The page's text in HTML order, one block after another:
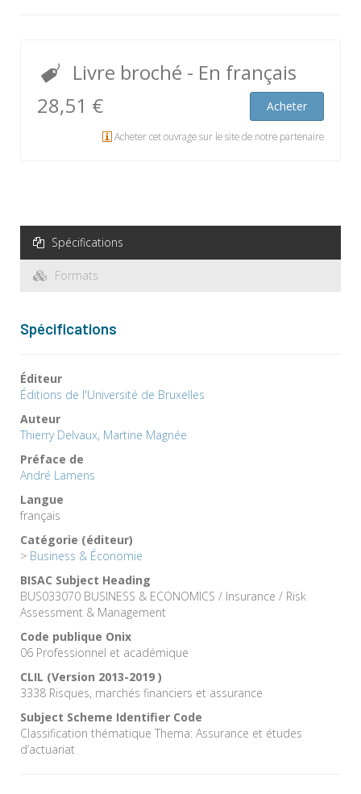
Livre broché - En français
28,51 €
Acheter
Acheter cet ouvrage sur le site de notre partenaire
Spécifications
Formats
Spécifications
Éditeur
Éditions de l'Université de Bruxelles
Auteur
Thierry Delvaux, Martine Magnée
Préface de
André Lamens
Langue
français
Catégorie (éditeur)
> Business & Économie
BISAC Subject Heading
BUS033070 BUSINESS & ECONOMICS / Insurance / Risk
Assessment & Management
Code publique Onix
06 Professionnel et académique
CLIL (Version 2013-2019 )
3338 Risques, marchés financiers et assurance
Subject Scheme Identifier Code
Classification thématique Thema: Assurance et études
d’actuariat